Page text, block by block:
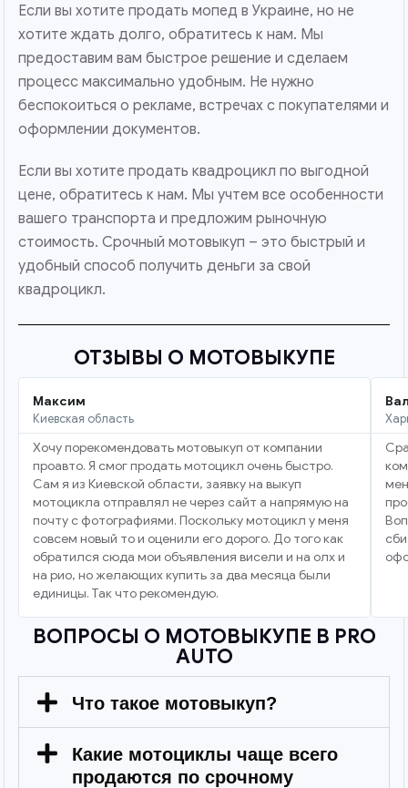
Если вы хотите продать мопед в Украине, но не
хотите ждать долго, обратитесь к нам. Мы
предоставим вам быстрое решение и сделаем
процесс максимально удобным. Не нужно
беспокоиться о рекламе, встречах с покупателями и
оформлении документов.
Если вы хотите продать квадроцикл по выгодной
цене, обратитесь к нам. Мы учтем все особенности
вашего транспорта и предложим рыночную
стоимость. Срочный мотовыкуп – это быстрый и
удобный способ получить деньги за свой
квадроцикл.
ОТЗЫВЫ О МОТОВЫКУПЕ
Максим
Киевская область
Хочу порекомендовать мотовыкуп от компании
проавто. Я смог продать мотоцикл очень быстро.
Сам я из Киевской области, заявку на выкуп
мотоцикла отправлял не через сайт а напрямую на
почту с фотографиями. Поскольку мотоцикл у меня
совсем новый то и оценили его дорого. До того как
обратился сюда мои объявления висели и на олх и
на рио, но желающих купить за два месяца были
единицы. Так что рекомендую.
ВОПРОСЫ О МОТОВЫКУПЕ В PRO
AUTO
Что такое мотовыкуп?
Какие мотоциклы чаще всего
продаются по срочному